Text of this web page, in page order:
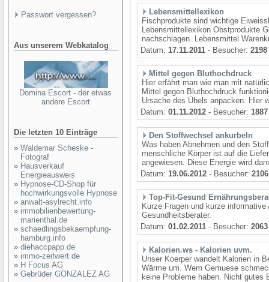
Passwort vergessen?
Aus unserem Webkatalog
Domina Escort - der etwas
andere Escort
Die letzten 10 Einträge
» Waldemar Scheske -
Fotograf
» Hausverkauf
Energieausweis
» Hypnose-CD-Shop für
hochwirkungsvolle Hypnose
» anwalt-asylrecht.info
» immobilienbewertung-
marienthal.de
» schaedlingsbekaempfung-
hamburg.info
» diehaccpapp.de
» immo-zeitwert.de
» H Focus AG
» Gebrüder GONZALEZ AG
Lebensmittellexikon
Fischprodukte sind wichtige
Lebensmittellexikon Obstprodukte
nachschlagen. Lebensmittel
Datum: 17.11.2011 - Besucher: 2198
Mittel gegen Bluthochdruck
Hier erfährt man wie man mit
Mittel gegen Bluthochdruck
Ursache des Übels anpacken. Hier
Datum: 01.11.2012 - Besucher: 1887
Den Stoffwechsel ankurbeln
Was haben Abnehmen und den
menschliche Körper ist auf die
angewiesen. Diese Energie wird
Datum: 19.06.2012 - Besucher: 2106
Top-Fit-Gesund
Kurze Fragen und kurze
Gesundheitsberater.
Datum: 01.02.2011 - Besucher: 2063
Kalorien.ws - Kalorien uvm.
Unser Koerper wandelt Kalorien in
Wärme um. Wem Gemuese
keine Probleme haben. Nicht